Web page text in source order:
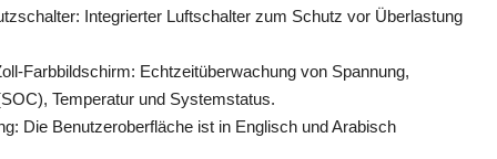
Integrierter Luftschalter zum Schutz vor Überlastung
Farbbildschirm: Echtzeitüberwachung von Spannung,
Temperatur und Systemstatus.
Die Benutzeroberfläche ist in Englisch und Arabisch